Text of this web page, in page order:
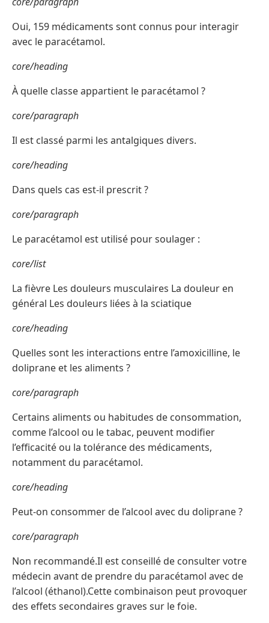
Oui, 159 médicaments sont connus pour interagir
avec le paracétamol.
core/heading
À quelle classe appartient le paracétamol ?
core/paragraph
Il est classé parmi les antalgiques divers.
core/heading
Dans quels cas est-il prescrit ?
core/paragraph
Le paracétamol est utilisé pour soulager :
core/list
La fièvre Les douleurs musculaires La douleur en
général Les douleurs liées à la sciatique
core/heading
Quelles sont les interactions entre l’amoxicilline, le
doliprane et les aliments ?
core/paragraph
Certains aliments ou habitudes de consommation,
comme l’alcool ou le tabac, peuvent modifier
l’efficacité ou la tolérance des médicaments,
notamment du paracétamol.
core/heading
Peut-on consommer de l’alcool avec du doliprane ?
core/paragraph
Non recommandé.Il est conseillé de consulter votre
médecin avant de prendre du paracétamol avec de
l’alcool (éthanol).Cette combinaison peut provoquer
des effets secondaires graves sur le foie.